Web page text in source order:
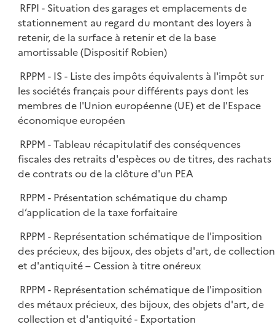
RFPI - Situation des garages et emplacements de
stationnement au regard du montant des loyers à
retenir, de la surface à retenir et de la base
amortissable (Dispositif Robien)
RPPM - IS - Liste des impôts équivalents à l'impôt sur
les sociétés français pour différents pays dont les
membres de l'Union européenne (UE) et de l'Espace
économique européen
RPPM - Tableau récapitulatif des conséquences
fiscales des retraits d'espèces ou de titres, des rachats
de contrats ou de la clôture d'un PEA
RPPM - Présentation schématique du champ
d’application de la taxe forfaitaire
RPPM - Représentation schématique de l'imposition
des précieux, des bijoux, des objets d'art, de collection
et d'antiquité – Cession à titre onéreux
RPPM - Représentation schématique de l'imposition
des métaux précieux, des bijoux, des objets d'art, de
collection et d'antiquité - Exportation